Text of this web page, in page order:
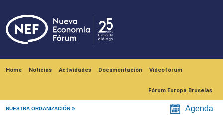
Home Noticias Actividades Documentación Videofórum
Fórum Europa Bruselas
NUESTRA ORGANIZACIÓN Agenda
Menú noticias